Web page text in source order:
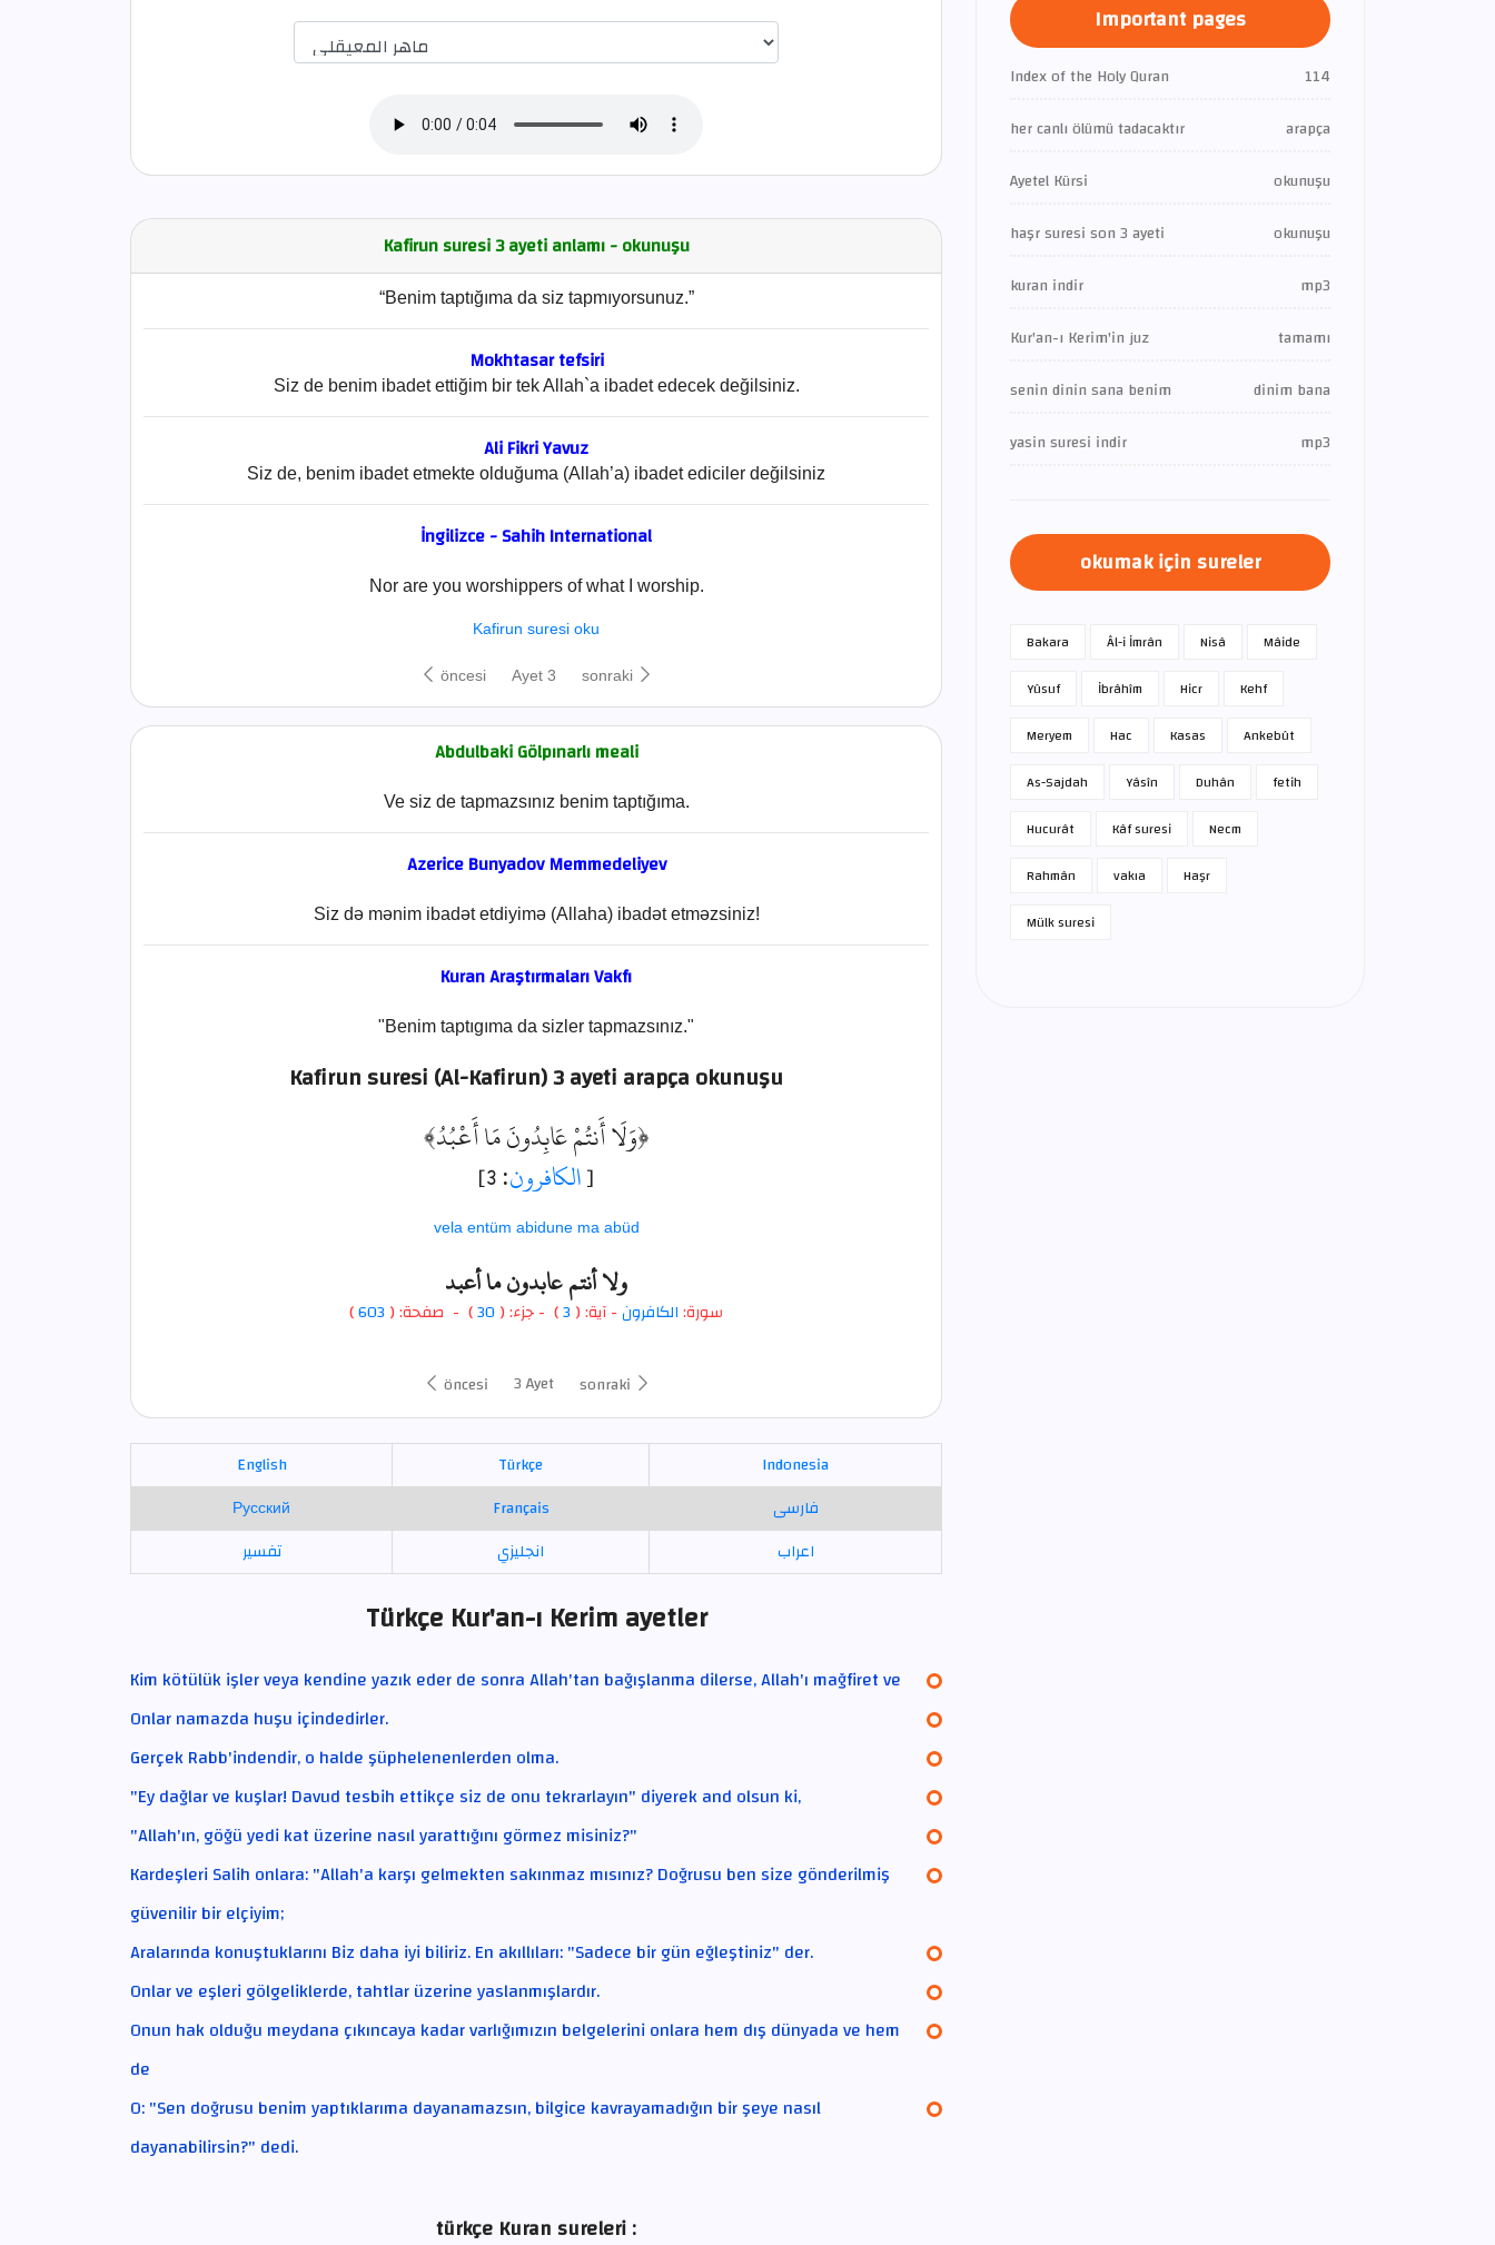
Kafirun suresi 3 ayeti anlamı - okunuşu
“Benim taptığıma da siz tapmıyorsunuz.”
Mokhtasar tefsiri
Siz de benim ibadet ettiğim bir tek Allah`a ibadet edecek değilsiniz.
Ali Fikri Yavuz
Siz de, benim ibadet etmekte olduğuma (Allah’a) ibadet ediciler değilsiniz
İngilizce - Sahih International
Nor are you worshippers of what I worship.
Kafirun suresi oku
öncesi Ayet 3 sonraki
Abdulbaki Gölpınarlı meali
Ve siz de tapmazsınız benim taptığıma.
Azerice Bunyadov Memmedeliyev
Siz də mənim ibadət etdiyimə (Allaha) ibadət etməzsiniz!
Kuran Araştırmaları Vakfı
"Benim taptıgıma da sizler tapmazsınız."
Kafirun suresi (Al-Kafirun) 3 ayeti arapça okunuşu
﴿وَلَا أَنتُمْ عَابِدُونَ مَا أَعْبُدُ﴾
[الكافرون: 3]
vela entüm abidune ma abüd
ولا أنتم عابدون ما أعبد
سورة:الكافرون- آية: (3
) - جزء: (30) - صفحة: (603
)
öncesi 3 Ayet sonraki
English Türkçe
Indonesia
Русский
Français
فارسی
تفسير
انجليزي اعراب
Türkçe Kur'an-ı Kerim ayetler
Kim kötülük işler veya kendine yazık eder de sonra Allah'tan bağışlanma dilerse, Allah'ı mağfiret ve
Onlar namazda huşu içindedirler.
Gerçek Rabb'indendir, o halde şüphelenenlerden olma.
"Ey dağlar ve kuşlar! Davud tesbih ettikçe siz de onu tekrarlayın" diyerek and olsun ki,
"Allah'ın, göğü yedi kat üzerine nasıl yarattığını görmez misiniz?"
Kardeşleri Salih onlara: "Allah'a karşı gelmekten sakınmaz mısınız? Doğrusu ben size gönderilmiş
güvenilir bir elçiyim;
Aralarında konuştuklarını Biz daha iyi biliriz. En akıllıları: "Sadece bir gün eğleştiniz" der.
Onlar ve eşleri gölgeliklerde, tahtlar üzerine yaslanmışlardır.
Onun hak olduğu meydana çıkıncaya kadar varlığımızın belgelerini onlara hem dış dünyada ve hem
de
O: "Sen doğrusu benim yaptıklarıma dayanamazsın, bilgice kavrayamadığın bir şeye nasıl
dayanabilirsin?" dedi.
türkçe Kuran sureleri :
Important pages
Index of the Holy Quran
114
her canlı ölümü tadacaktır
arapça
Ayetel Kürsi
okunuşu
haşr suresi son 3 ayeti
okunuşu
kuran indir
mp3
Kur'an-ı Kerim'in juz
tamamı
senin dinin sana benim
dinim bana
yasin suresi indir
mp3
okumak için sureler
Bakara Âl-i İmrân Nisâ
Mâide
Yûsuf
İbrâhîm Hicr
Kehf
Meryem
Hac Kasas
Ankebût
As-Sajdah
Yâsîn Duhân
fetih
Hucurât
Kâf suresi
Necm
Rahmân
vakıa
Haşr
Mülk suresi